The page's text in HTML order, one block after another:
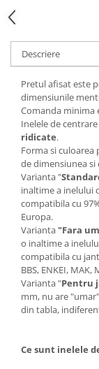
Descriere
Pretul afisat este
dimensiunile
Comanda minima
Inelele de
ridicate.
Forma si culoarea
de dimensiunea
Varianta "
inaltime a inelului
compatibila cu
Europa.
Varianta "Fara
o inaltime a
compatibila cu
BBS, ENKEI, MAK,
Varianta "Pentru
mm, nu are
din tabla,
Ce sunt inelele